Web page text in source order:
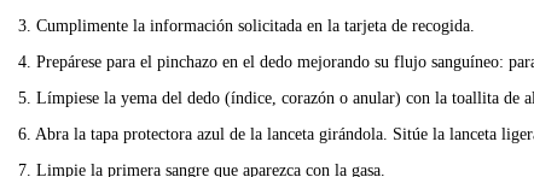
3. Cumplimente la información solicitada en la tarjeta de recogida.
4. Prepárese para el pinchazo en el dedo mejorando su flujo sanguíneo:
5. Límpiese la yema del dedo (índice, corazón o anular) con la toallita de
6. Abra la tapa protectora azul de la lanceta girándola. Sitúe la lanceta
7. Limpie la primera sangre que aparezca con la gasa.